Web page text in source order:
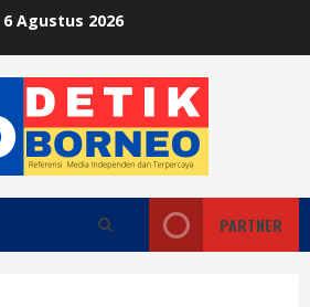
6 Agustus 2026
PARTNER